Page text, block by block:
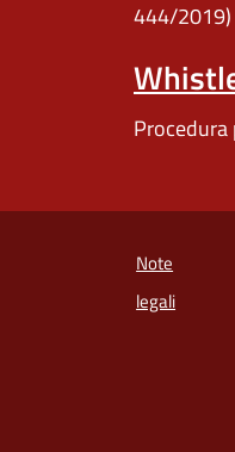
444/2019)
Procedura
Note
legali